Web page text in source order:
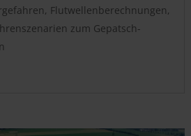
Flutwellenberechnungen,
zum Gepatsch-